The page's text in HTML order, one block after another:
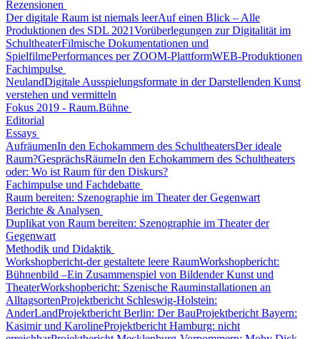
Rezensionen
Der digitale Raum ist niemals leerAuf einen Blick – Alle
Produktionen des SDL 2021Vorüberlegungen zur Digitalität im
SchultheaterFilmische Dokumentationen und
SpielfilmePerformances per ZOOM-PlattformWEB-Produktionen
Fachimpulse
NeulandDigitale Ausspielungsformate in der Darstellenden Kunst
verstehen und vermitteln
Fokus 2019 - Raum.Bühne
Editorial
Essays
AufräumenIn den Echokammern des SchultheatersDer ideale
Raum?GesprächsRäumeIn den Echokammern des Schultheaters
oder: Wo ist Raum für den Diskurs?
Fachimpulse und Fachdebatte
Raum bereiten: Szenographie im Theater der Gegenwart
Berichte & Analysen
Duplikat von Raum bereiten: Szenographie im Theater der
Gegenwart
Methodik und Didaktik
Workshopbericht-der gestaltete leere RaumWorkshopbericht:
Bühnenbild –Ein Zusammenspiel von Bildender Kunst und
TheaterWorkshopbericht: Szenische Rauminstallationen an
AlltagsortenProjektbericht Schleswig-Holstein:
AnderLandProjektbericht Berlin: Der BauProjektbericht Bayern:
Kasimir und KarolineProjektbericht Hamburg: nicht